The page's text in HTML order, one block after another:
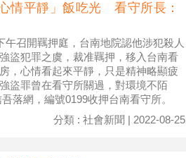
情平靜」飯吃光 看守所長：
召開羈押庭，台南地院認他涉犯殺人
盜犯罪之虞，裁准羈押，移入台南看
，心情看起來平靜，只是精神略顯疲
盜罪曾在看守所關過，對環境不陌
落網，編號0199收押台南看守所。
分類 : 社會新聞 | 2022-08-25